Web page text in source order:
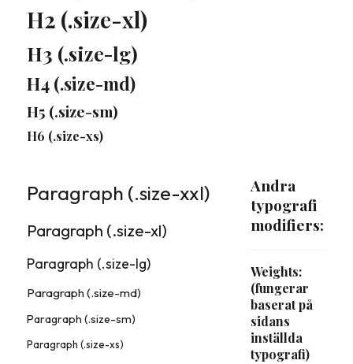
H2 (.size-xl)
H3 (.size-lg)
H4 (.size-md)
H5 (.size-sm)
H6 (.size-xs)
Paragraph (.size-xxl)
Paragraph (.size-xl)
Paragraph (.size-lg)
Paragraph (.size-md)
Paragraph (.size-sm)
Paragraph (.size-xs)
Andra
typografi
modifiers:
Weights:
(fungerar
baserat på
sidans
inställda
typografi)